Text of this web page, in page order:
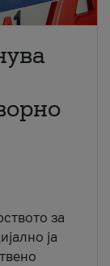
за
ја